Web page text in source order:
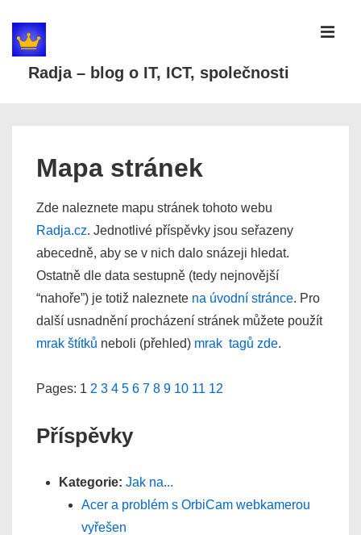
Skip
Radja – blog o IT, ICT, společnosti
Mapa stránek
Zde naleznete mapu stránek tohoto webu
Radja.cz. Jednotlivé příspěvky jsou seřazeny
abecedně, aby se v nich dalo snázeji hledat.
Ostatně dle data sestupně (tedy nejnovější
“nahoře”) je totiž naleznete na úvodní stránce. Pro
další usnadnění procházení stránek můžete použít
mrak štítků neboli (přehled) mrak tagů zde.
Pages: 1 2 3 4 5 6 7 8 9 10 11 12
Příspěvky
Kategorie: Jak na...
Acer a problém s OrbiCam webkamerou
vyřešen